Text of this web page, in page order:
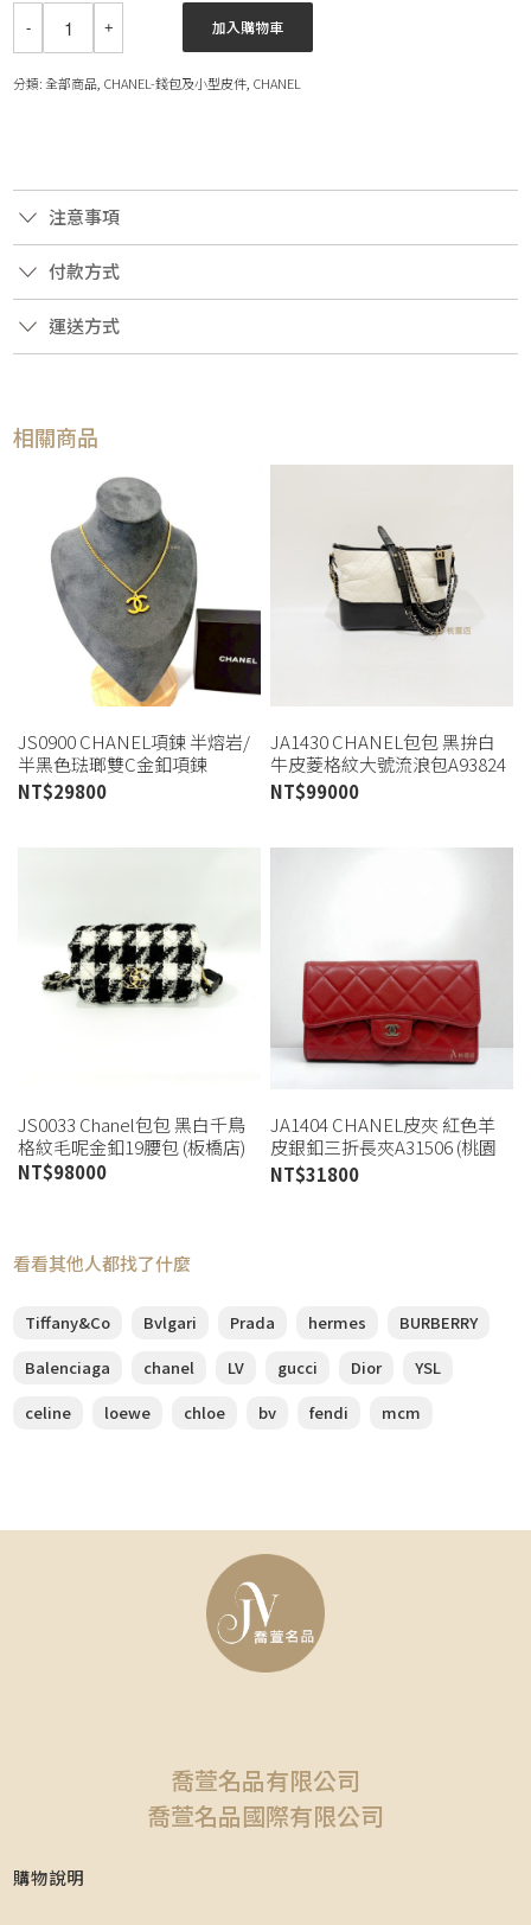
加入購物車
分類:全部商品 CHANEL-錢包及小型皮件 CHANEL
注意事項
付款方式
運送方式
相關商品
JS0900 CHANEL項鍊 半熔岩/
半黑色琺瑯雙C金釦項鍊
ABC480 (板橋店)
NT$29800
JA1430 CHANEL包包 黑拚白
牛皮菱格紋大號流浪包A93824
(桃園店)
NT$99000
JS0033 Chanel包包 黑白千鳥
格紋毛呢金釦19腰包 (板橋店)
NT$98000
JA1404 CHANEL皮夾 紅色羊
皮銀釦三折長夾A31506 (桃園
店)
NT$31800
看看其他人都找了什麼
Tiffany&Co Bvlgari Prada hermes
BURBERRY
Balenciaga
chanel LV gucci Dior
YSL
celine
loewe chloe bv fendi mcm
喬萱名品有限公司
喬萱名品國際有限公司
購物說明